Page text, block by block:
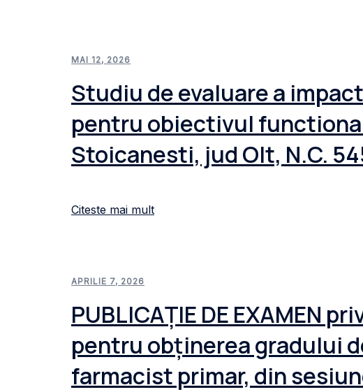
MAI 12, 2026
Studiu de evaluare a
pentru obiectivul
Stoicanesti, jud Olt, N.C.
Citeste mai mult
APRILIE 7, 2026
PUBLICAȚIE DE EXAMEN
pentru obținerea gradului
farmacist primar, din